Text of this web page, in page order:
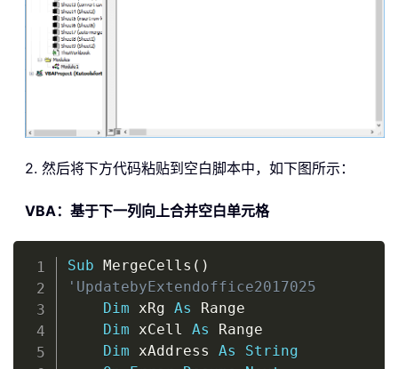
2. 然后将下方代码粘贴到空白脚本中，如下图所示：
VBA：基于下一列向上合并空白单元格
Sub MergeCells ( )
'UpdatebyExtendoffice2017025
Dim xRg As Range
Dim xCell As Range
Dim xAddress As
String